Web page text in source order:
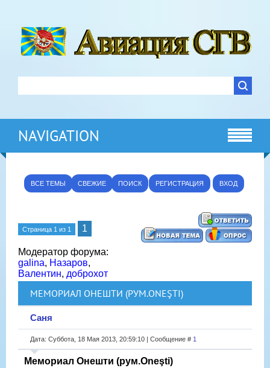
NAVIGATION
ВСЕ ТЕМЫ СВЕЖИЕ ПОИСК РЕГИСТРАЦИЯ ВХОД
Страница 1 из 1 1
Модератор форума:
galina, Назаров,
Валентин, доброхот
МЕМОРИАЛ ОНЕШТИ (РУМ.ONEŞTI)
Саня
Дата: Суббота, 18 Мая 2013, 20:59:10 | Сообщение # 1
Мемориал Онешти (рум.Oneşti)